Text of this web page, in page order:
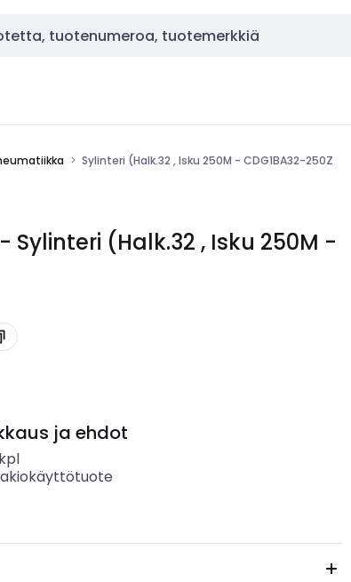
Sylinteri (Halk.32 , Isku 250M - CDG1BA32-250Z
- Sylinteri (Halk.32 , Isku 250M -
ja ehdot
kpl